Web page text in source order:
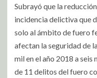
Subrayó que la
incidencia delictiva que
solo al ámbito de fuero
afectan la seguridad de
mil en el año 2018 a seis
de 11 delitos del fuero